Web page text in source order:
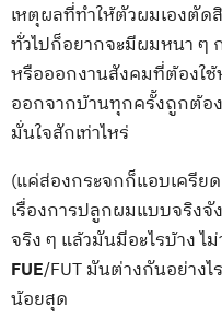
เหตุผลที่ทำให้ตัวผมเองตัด
ทั่วไปก็อยากจะมีผมหนา ๆ
หรือออกงานสังคมที่ต้องใ
ออกจากบ้านทุกครั้งถูกต้อ
มั่นใจสักเท่าไหร่
(แค่ส่องกระจกก็แอบเครีย
เรื่องการปลูกผมแบบจริง
จริง ๆ แล้วมันมีอะไรบ้าง ไ
FUE/FUT มันต่างกันอย่าง
น้อยสุด